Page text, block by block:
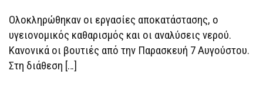
ΠΕΡΙΣΤΑΤΙΚΌ
ΒΑΝΔΑΛΙΣΜΟΎ
Ολοκληρώθηκαν οι εργασίες αποκατάστασης, ο
υγειονομικός καθαρισμός και οι αναλύσεις νερού.
Κανονικά οι βουτιές από την Παρασκευή 7 Αυγούστου.
Στη διάθεση […]